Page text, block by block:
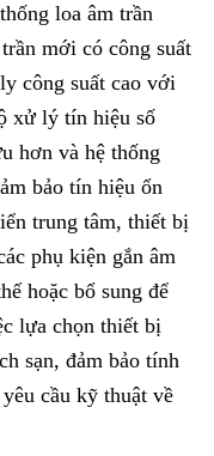
loa âm trần
mới có công suất
công suất cao với
xử lý tín hiệu số
hơn và hệ thống
bảo tín hiệu ổn
trung tâm, thiết bị
phụ kiện gắn âm
hoặc bổ sung để
lựa chọn thiết bị
sạn, đảm bảo tính
cầu kỹ thuật về